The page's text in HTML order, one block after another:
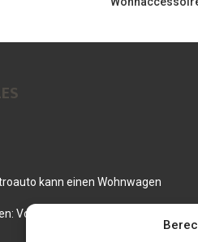
kann einen Wohnwagen
Von mehlig bis festkochend